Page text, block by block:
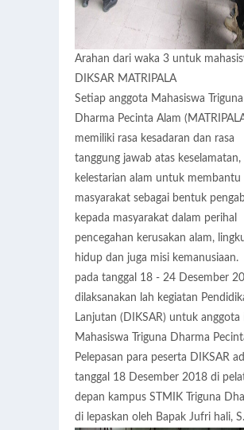
Arahan dari waka 3 untuk
DIKSAR MATRIPALA
Setiap anggota Mahasiswa Triguna
Dharma Pecinta Alam
memiliki rasa kesadaran dan rasa
tanggung jawab atas keselamatan,
kelestarian alam untuk membantu
masyarakat sebagai bentuk
kepada masyarakat dalam perihal
pencegahan kerusakan alam,
hidup dan juga misi kemanusiaan.
pada tanggal 18 - 24 Desember
dilaksanakan lah kegiatan
Lanjutan (DIKSAR) untuk anggota
Mahasiswa Triguna Dharma
Pelepasan para peserta DIKSAR
tanggal 18 Desember 2018 di
depan kampus STMIK Triguna
di lepaskan oleh Bapak Jufri hali,